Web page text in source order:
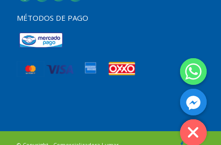
MÉTODOS DE PAGO